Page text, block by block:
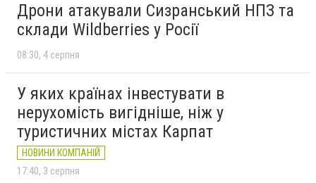
Дрони атакували Сизранський НПЗ та
склади Wildberries у Росії
08:30 4 серпня
У яких країнах інвестувати в
нерухомість вигідніше, ніж у
туристичних містах Карпат
НОВИНИ КОМПАНІЙ
17:40 3 серпня